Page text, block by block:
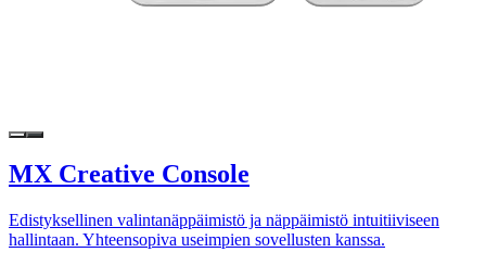
MX Creative Console
Edistyksellinen valintanäppäimistö ja näppäimistö intuitiiviseen
hallintaan. Yhteensopiva useimpien sovellusten kanssa.